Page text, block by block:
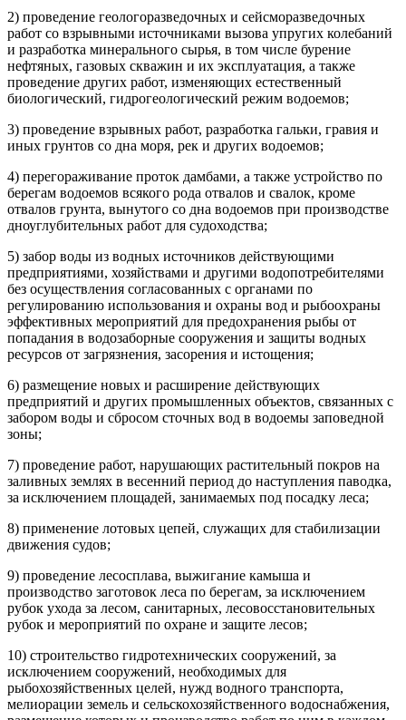
2) проведение геологоразведочных и сейсморазведочных
работ со взрывными источниками вызова упругих колебаний
и разработка минерального сырья, в том числе бурение
нефтяных, газовых скважин и их эксплуатация, а также
проведение других работ, изменяющих естественный
биологический, гидрогеологический режим водоемов;
3) проведение взрывных работ, разработка гальки, гравия и
иных грунтов со дна моря, рек и других водоемов;
4) перегораживание проток дамбами, а также устройство по
берегам водоемов всякого рода отвалов и свалок, кроме
отвалов грунта, вынутого со дна водоемов при производстве
дноуглубительных работ для судоходства;
5) забор воды из водных источников действующими
предприятиями, хозяйствами и другими водопотребителями
без осуществления согласованных с органами по
регулированию использования и охраны вод и рыбоохраны
эффективных мероприятий для предохранения рыбы от
попадания в водозаборные сооружения и защиты водных
ресурсов от загрязнения, засорения и истощения;
6) размещение новых и расширение действующих
предприятий и других промышленных объектов, связанных с
забором воды и сбросом сточных вод в водоемы заповедной
зоны;
7) проведение работ, нарушающих растительный покров на
заливных землях в весенний период до наступления паводка,
за исключением площадей, занимаемых под посадку леса;
8) применение лотовых цепей, служащих для стабилизации
движения судов;
9) проведение лесосплава, выжигание камыша и
производство заготовок леса по берегам, за исключением
рубок ухода за лесом, санитарных, лесовосстановительных
рубок и мероприятий по охране и защите лесов;
10) строительство гидротехнических сооружений, за
исключением сооружений, необходимых для
рыбохозяйственных целей, нужд водного транспорта,
мелиорации земель и сельскохозяйственного водоснабжения,